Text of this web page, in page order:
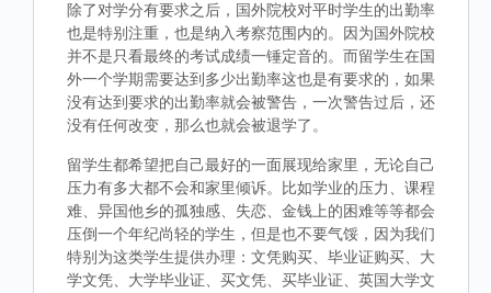
除了对学分有要求之后，国外院校对平时学生的出勤率
也是特别注重，也是纳入考察范围内的。因为国外院校
并不是只看最终的考试成绩一锤定音的。而留学生在国
外一个学期需要达到多少出勤率这也是有要求的，如果
没有达到要求的出勤率就会被警告，一次警告过后，还
没有任何改变，那么也就会被退学了。
留学生都希望把自己最好的一面展现给家里，无论自己
压力有多大都不会和家里倾诉。比如学业的压力、课程
难、异国他乡的孤独感、失恋、金钱上的困难等等都会
压倒一个年纪尚轻的学生，但是也不要气馁，因为我们
特别为这类学生提供办理：文凭购买、毕业证购买、大
学文凭、大学毕业证、买文凭、买毕业证、英国大学文